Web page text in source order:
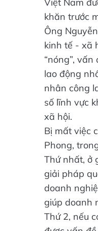
Việt Nam
khăn trước
Ông
kinh tế - xã
“nóng”,
lao động
nhân công
số lĩnh vực
xã hội.
Bị mất việc
Phong,
Thứ nhất, ở
giải pháp
doanh
giúp doanh
Thứ 2, nếu